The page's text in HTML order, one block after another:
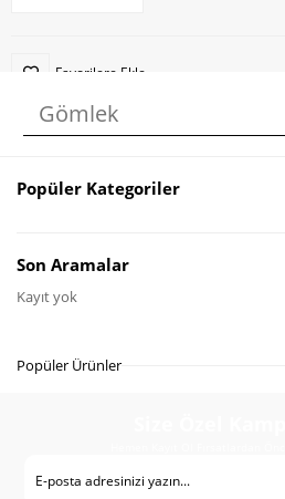
Favorilere Ekle
Karşılaştır
Gelince Haber Ver
Popüler Kategoriler
Son Aramalar
Kayıt yok
Popüler Ürünler